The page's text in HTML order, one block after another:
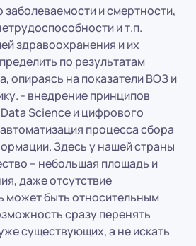
заболеваемости и смертности,
и т.п.
здравоохранения и их
по результатам
опираясь на показатели ВОЗ и
- внедрение принципов
Science и цифрового
процесса сбора
Здесь у нашей страны
– небольшая площадь и
даже отсутствие
может быть относительным
сразу перенять
существующих, а не искать